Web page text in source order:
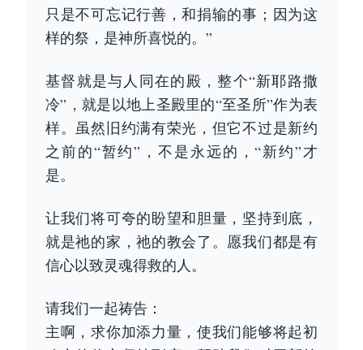
只是不可忘记行善，和捐输的事；因为这
样的祭，是神所喜悦的。”
基督就是与人同在的殿，整个“新耶路撒
冷”，就是以地上圣殿里的“至圣所”作为表
样。虽然旧约满有荣光，但它不过是新约
之前的“暂约”，不是永远的，“新约”才
是。
让我们将可夸的盼望和胆量，坚持到底，
就是祂的家，祂的教会了。愿我们都是有
信心以致灵魂得救的人。
请我们一起祷告：
主啊，求你加添力量，使我们能够将起初